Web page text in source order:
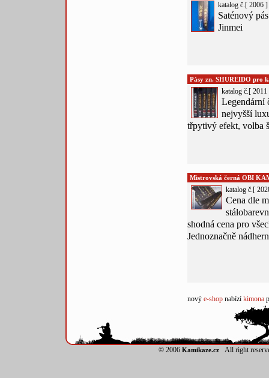
katalog č.[ 2006 ]
Saténový
Jinmei
Pásy zn. SHUREIDO pro
katalog č.[ 2011
Legendární
nejvyšší
třpytivý efekt, volba
Mistrovská černá OBI
katalog č.[
Cena dle
shodná cena pro
Jednoznačně
nový e-shopnabízí kimona
© 2006 Kamikaze.czAll right